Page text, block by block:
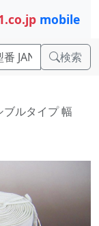
mobile
検索
ルタイプ 幅